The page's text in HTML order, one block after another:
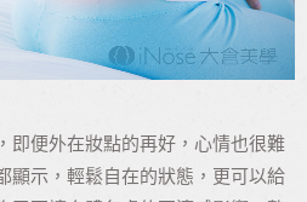
即便外在妝點的再好，心情也很難
顯示，輕鬆自在的狀態，更可以給